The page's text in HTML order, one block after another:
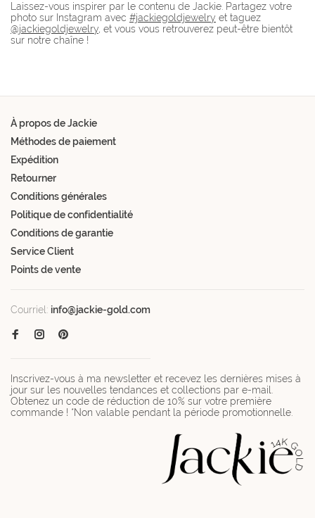
Laissez-vous inspirer par le contenu de Jackie. Partagez votre
photo sur Instagram avec #jackiegoldjewelry et taguez
@jackiegoldjewelry, et vous vous retrouverez peut-être bientôt
sur notre chaîne !
À propos de Jackie
Méthodes de paiement
Expédition
Retourner
Conditions générales
Politique de confidentialité
Conditions de garantie
Service Client
Points de vente
Courriel: info@jackie-gold.com
Inscrivez-vous à ma newsletter et recevez les dernières mises à
jour sur les nouvelles tendances et collections par e-mail.
Obtenez un code de réduction de 10% sur votre première
commande ! *Non valable pendant la période promotionnelle.